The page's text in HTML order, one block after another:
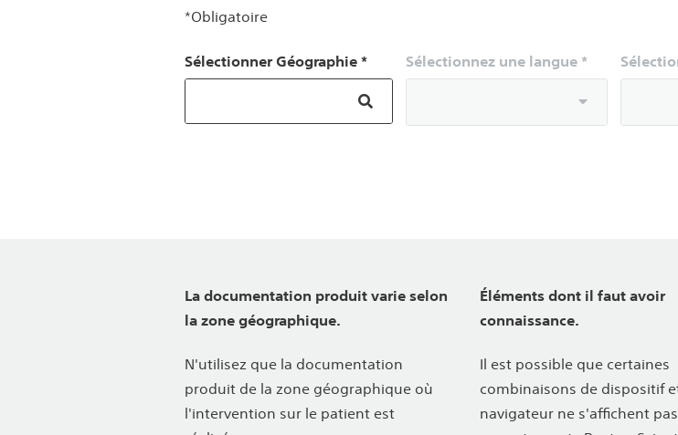
*Obligatoire
Sélectionner Géographie * Sélectionnez une langue *
La documentation produit varie selon
la zone géographique.
N'utilisez que la documentation
produit de la zone géographique où
l'intervention sur le patient est
Éléments dont il faut avoir
connaissance.
Il est possible que certaines
combinaisons de dispositif
navigateur ne s'affichent pas